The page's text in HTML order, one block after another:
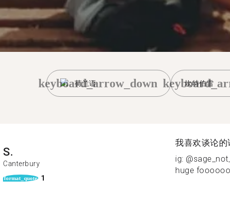
荷兰语
keyboard_arrow_down 坎特伯雷
S.
Canterbury
format_quote 1
我喜欢谈论的
ig:
huge